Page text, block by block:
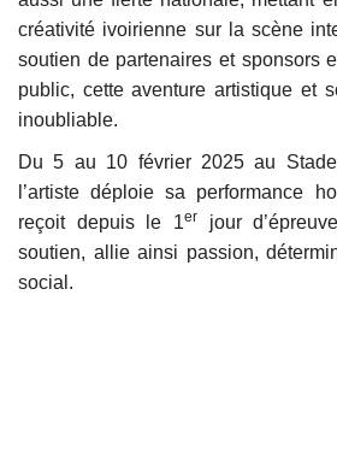
créativité ivoirienne sur la scène
soutien de partenaires et sponsors
public, cette aventure artistique et
inoubliable.
Du 5 au 10 février 2025 au
l’artiste déploie sa performance
reçoit depuis le 1er
jour
soutien, allie ainsi passion,
social.